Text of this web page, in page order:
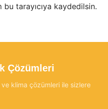
tarayıcıya kaydedilsin.
Çözümleri
klima çözümleri ile sizlere